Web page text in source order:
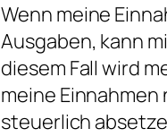
Wenn meine
Ausgaben, kann
diesem Fall wird
meine
steuerlich